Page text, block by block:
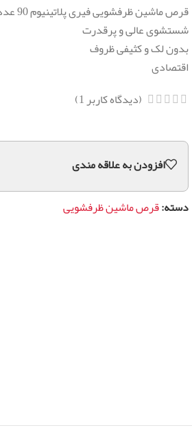
قرص ماشین ظرفشویی فیری پلاتینیوم 90 عددی
شستشوی عالی و پرقدرت
بدون لک و کثیفی ظروف
اقتصادی
(دیدگاه کاربر1
)
افزودن به علاقه مندی
دسته:قرص ماشین ظرفشویی